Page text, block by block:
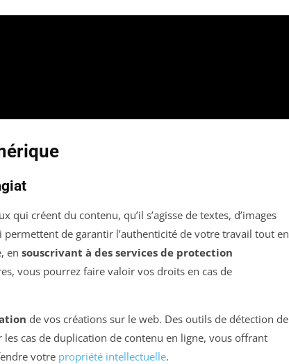
qui créent du contenu, qu’il s’agisse de textes, d’images
de garantir l’authenticité de votre travail tout en
en souscrivant à des services de protection
vous pourrez faire valoir vos droits en cas de
de vos créations sur le web. Des outils de détection de
cas de duplication de contenu en ligne, vous offrant
votre propriété intellectuelle.